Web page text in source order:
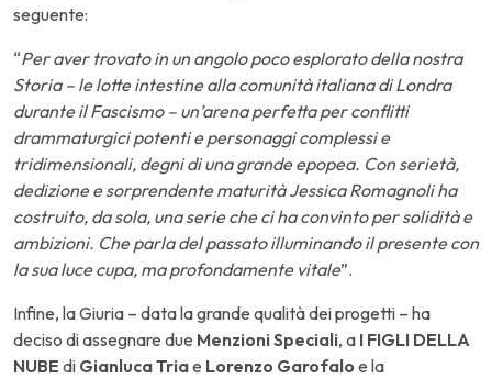
seguente:
“Per aver trovato in un angolo poco esplorato della nostra
Storia – le lotte intestine alla comunità italiana di Londra
durante il Fascismo – un’arena perfetta per conflitti
drammaturgici potenti e personaggi complessi e
tridimensionali, degni di una grande epopea. Con serietà,
dedizione e sorprendente maturità Jessica Romagnoli ha
costruito, da sola, una serie che ci ha convinto per solidità e
ambizioni. Che parla del passato illuminando il presente con
la sua luce cupa, ma profondamente vitale”.
Infine, la Giuria – data la grande qualità dei progetti – ha
deciso di assegnare due Menzioni Speciali, a I FIGLI DELLA
NUBE di Gianluca Triae Lorenzo Garofalo e la